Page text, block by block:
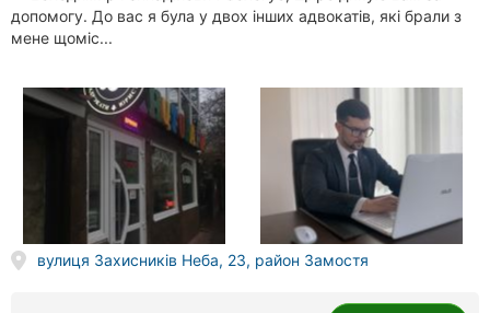
допомогу. До вас я була у двох інших адвокатів, які брали з
мене щоміс...
вулиця Захисників Неба, 23, район Замостя